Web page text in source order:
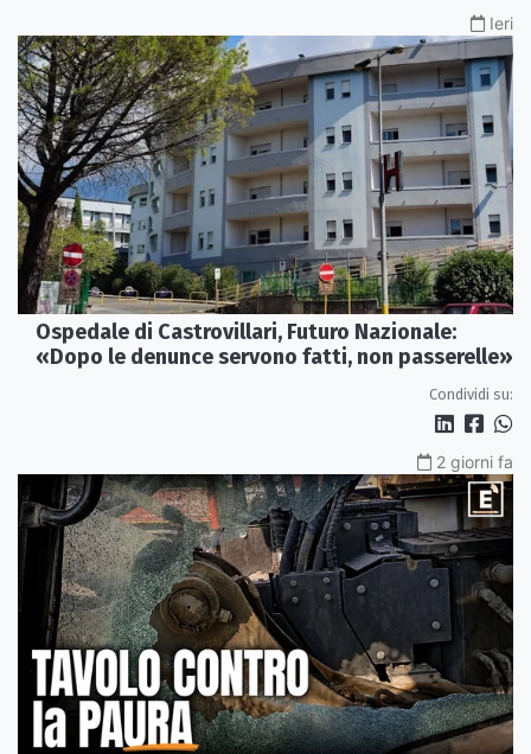
Ieri
Ospedale di Castrovillari, Futuro Nazionale:
«Dopo le denunce servono fatti, non passerelle»
Condividi su:
2 giorni fa